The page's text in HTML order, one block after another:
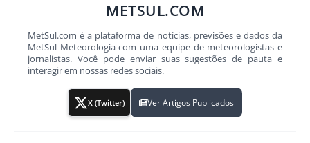
METSUL.COM
MetSul.com é a plataforma de notícias, previsões e dados da
MetSul Meteorologia com uma equipe de meteorologistas e
jornalistas. Você pode enviar suas sugestões de pauta e
interagir em nossas redes sociais.
X (Twitter) Ver Artigos Publicados